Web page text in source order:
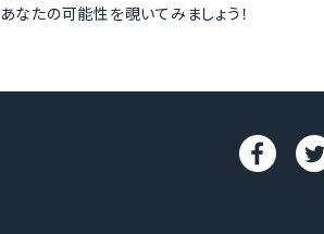
なたの可能性を覗いてみましょう！